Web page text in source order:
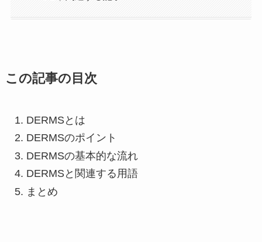
この記事の目次
DERMSとは
DERMSのポイント
DERMSの基本的な流れ
DERMSと関連する用語
まとめ